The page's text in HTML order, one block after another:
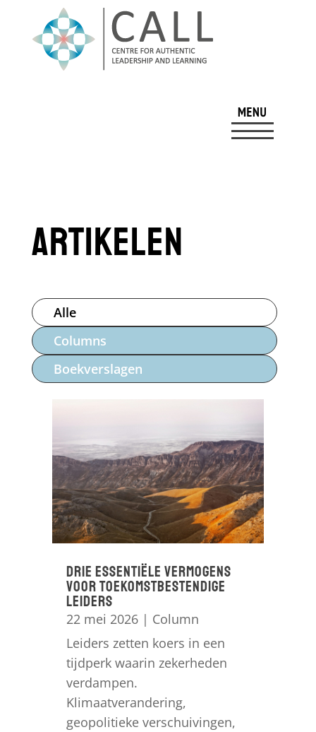
Artikelen
Alle
Columns
Boekverslagen
Drie essentiële vermogens
voor toekomstbestendige
leiders
22 mei 2026| Column
Leiders zetten koers in een
tijdperk waarin zekerheden
verdampen.
Klimaatverandering,
geopolitieke verschuivingen,